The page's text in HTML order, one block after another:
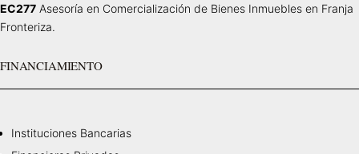
EC277 Asesoría en Comercialización de Bienes Inmuebles en Franja
Fronteriza.
FINANCIAMIENTO
Instituciones Bancarias